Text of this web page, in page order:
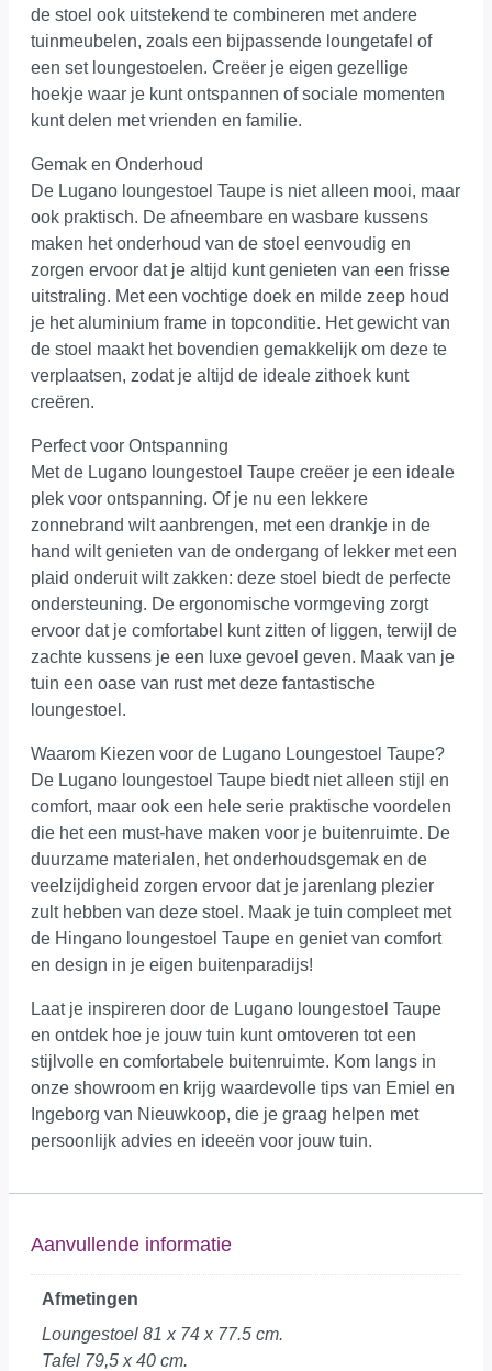
de stoel ook uitstekend te combineren met andere
tuinmeubelen, zoals een bijpassende loungetafel of
een set loungestoelen. Creëer je eigen gezellige
hoekje waar je kunt ontspannen of sociale momenten
kunt delen met vrienden en familie.
Gemak en Onderhoud
De Lugano loungestoel Taupe is niet alleen mooi, maar
ook praktisch. De afneembare en wasbare kussens
maken het onderhoud van de stoel eenvoudig en
zorgen ervoor dat je altijd kunt genieten van een frisse
uitstraling. Met een vochtige doek en milde zeep houd
je het aluminium frame in topconditie. Het gewicht van
de stoel maakt het bovendien gemakkelijk om deze te
verplaatsen, zodat je altijd de ideale zithoek kunt
creëren.
Perfect voor Ontspanning
Met de Lugano loungestoel Taupe creëer je een ideale
plek voor ontspanning. Of je nu een lekkere
zonnebrand wilt aanbrengen, met een drankje in de
hand wilt genieten van de ondergang of lekker met een
plaid onderuit wilt zakken: deze stoel biedt de perfecte
ondersteuning. De ergonomische vormgeving zorgt
ervoor dat je comfortabel kunt zitten of liggen, terwijl de
zachte kussens je een luxe gevoel geven. Maak van je
tuin een oase van rust met deze fantastische
loungestoel.
Waarom Kiezen voor de Lugano Loungestoel Taupe?
De Lugano loungestoel Taupe biedt niet alleen stijl en
comfort, maar ook een hele serie praktische voordelen
die het een must-have maken voor je buitenruimte. De
duurzame materialen, het onderhoudsgemak en de
veelzijdigheid zorgen ervoor dat je jarenlang plezier
zult hebben van deze stoel. Maak je tuin compleet met
de Hingano loungestoel Taupe en geniet van comfort
en design in je eigen buitenparadijs!
Laat je inspireren door de Lugano loungestoel Taupe
en ontdek hoe je jouw tuin kunt omtoveren tot een
stijlvolle en comfortabele buitenruimte. Kom langs in
onze showroom en krijg waardevolle tips van Emiel en
Ingeborg van Nieuwkoop, die je graag helpen met
persoonlijk advies en ideeën voor jouw tuin.
Aanvullende informatie
Afmetingen
Loungestoel 81 x 74 x 77.5 cm.
Tafel 79,5 x 40 cm.